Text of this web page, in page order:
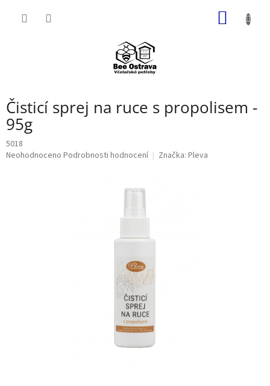
Čisticí sprej na ruce s propolisem -
95g
5018
Průměrné
Neohodnoceno Podrobnosti hodnocení Značka: Pleva